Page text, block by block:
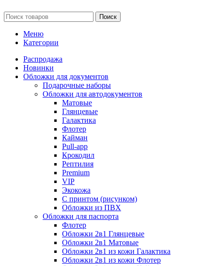
Поиск
Меню
Категории
Распродажа
Новинки
Обложки для документов
Подарочные наборы
Обложки для автодокументов
Матовые
Глянцевые
Галактика
Флотер
Кайман
Pull-app
Крокодил
Рептилия
Premium
VIP
Экокожа
С принтом (рисунком)
Обложки из ПВХ
Обложки для паспорта
Флотер
Обложки 2в1 Глянцевые
Обложки 2в1 Матовые
Обложки 2в1 из кожи Галактика
Обложки 2в1 из кожи Флотер